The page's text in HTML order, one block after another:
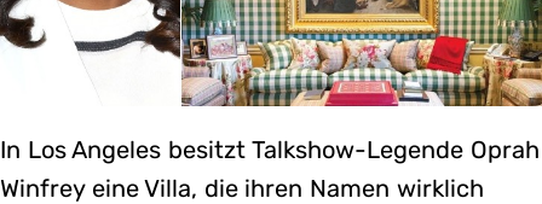
In Los Angeles besitzt Talkshow-Legende Oprah
Winfrey eine Villa, die ihren Namen wirklich